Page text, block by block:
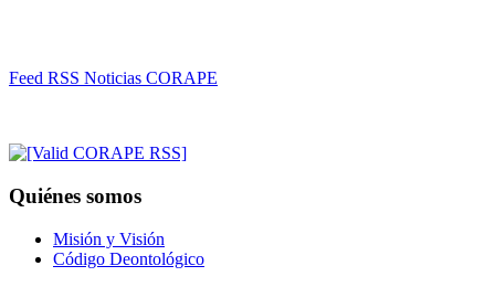
Feed RSS Noticias CORAPE
Quiénes somos
Misión y Visión
Código Deontológico